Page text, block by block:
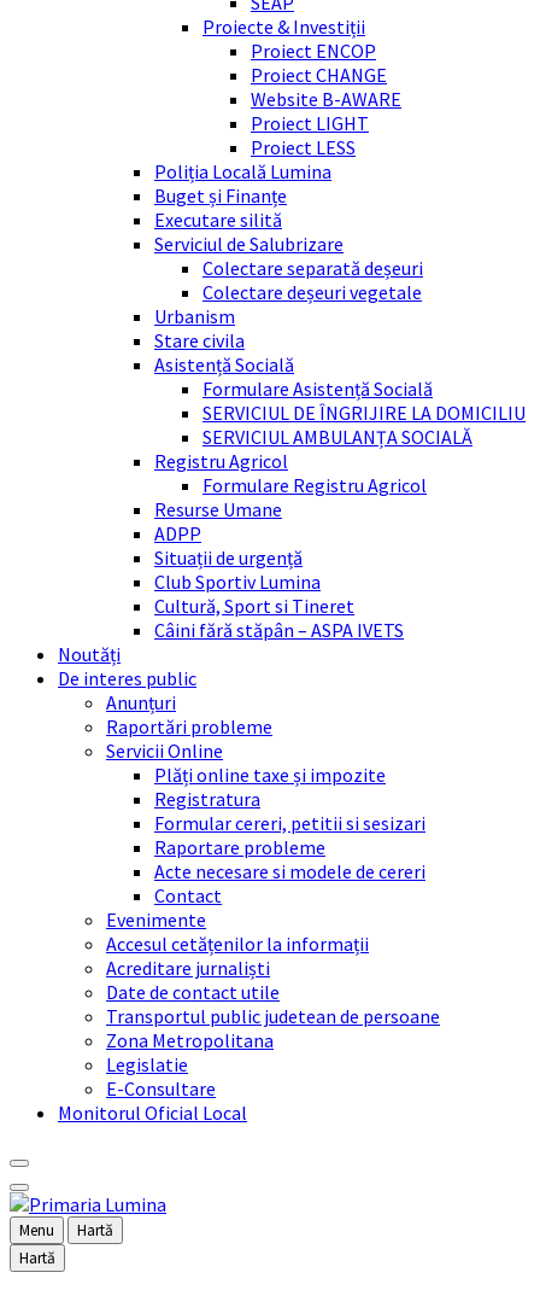
Proiecte & Investiții
Proiect ENCOP
Proiect CHANGE
Website B-AWARE
Proiect LIGHT
Proiect LESS
Poliția Locală Lumina
Buget și Finanțe
Executare silită
Serviciul de Salubrizare
Colectare separată deșeuri
Colectare deșeuri vegetale
Urbanism
Stare civila
Asistență Socială
Formulare Asistență Socială
SERVICIUL DE ÎNGRIJIRE LA DOMICILIU
SERVICIUL AMBULANȚA SOCIALĂ
Registru Agricol
Formulare Registru Agricol
Resurse Umane
ADPP
Situații de urgență
Club Sportiv Lumina
Cultură, Sport si Tineret
Câini fără stăpân – ASPA IVETS
Noutăți
De interes public
Anunțuri
Raportări probleme
Servicii Online
Plăți online taxe și impozite
Registratura
Formular cereri, petitii si sesizari
Raportare probleme
Acte necesare si modele de cereri
Contact
Evenimente
Accesul cetățenilor la informații
Acreditare jurnaliști
Date de contact utile
Transportul public judetean de persoane
Zona Metropolitana
Legislatie
E-Consultare
Monitorul Oficial Local
Menu
Hartă
Hartă